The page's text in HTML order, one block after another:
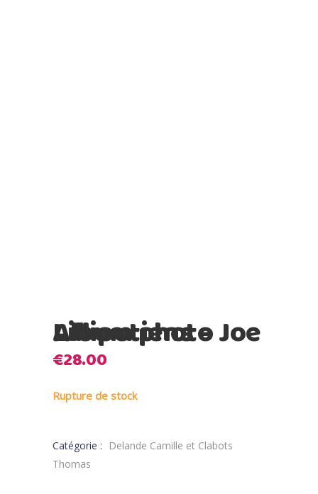
Lilliputiens – Album photo Joe
€28.00
Rupture de stock
Catégorie :
Delande Camille et Clabots
Thomas